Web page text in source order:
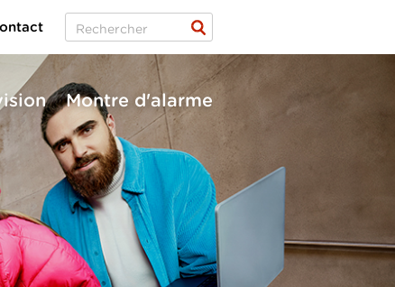
Montre d'alarme